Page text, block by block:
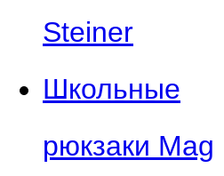
Steiner
Школьные
рюкзаки Mag